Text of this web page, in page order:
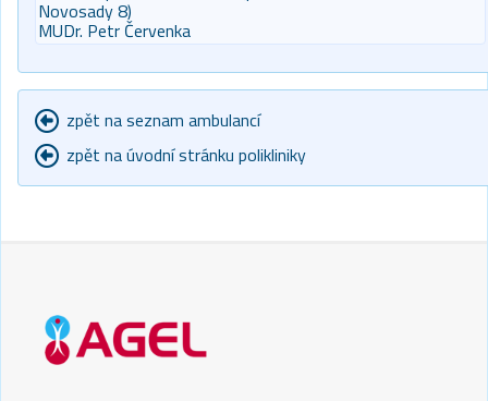
Novosady 8)
MUDr. Petr Červenka
zpět na seznam ambulancí
zpět na úvodní stránku polikliniky